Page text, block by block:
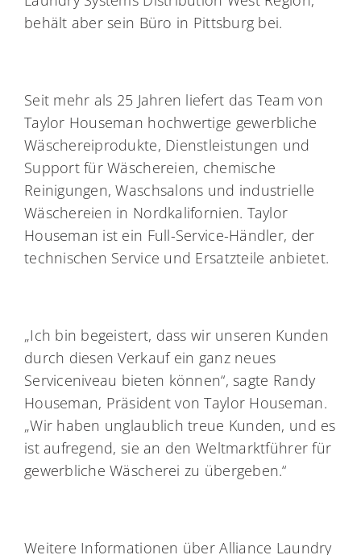
behält aber sein Büro in Pittsburg bei.
Seit mehr als 25 Jahren liefert das Team von
Taylor Houseman hochwertige gewerbliche
Wäschereiprodukte, Dienstleistungen und
Support für Wäschereien, chemische
Reinigungen, Waschsalons und industrielle
Wäschereien in Nordkalifornien. Taylor
Houseman ist ein Full-Service-Händler, der
technischen Service und Ersatzteile anbietet.
„Ich bin begeistert, dass wir unseren Kunden
durch diesen Verkauf ein ganz neues
Serviceniveau bieten können“, sagte Randy
Houseman, Präsident von Taylor Houseman.
„Wir haben unglaublich treue Kunden, und es
ist aufregend, sie an den Weltmarktführer für
gewerbliche Wäscherei zu übergeben.“
Weitere Informationen über Alliance Laundry